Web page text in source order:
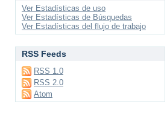
Ver Estadísticas de uso
Ver Estadísticas de Búsquedas
Ver Estadísticas del flujo de trabajo
RSS Feeds
RSS 1.0
RSS 2.0
Atom